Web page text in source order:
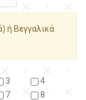
ή Βεγγαλικά
3
4
7
8